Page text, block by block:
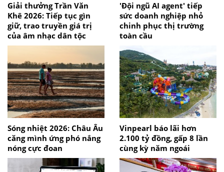
Giải thưởng Trần Văn
Khê 2026: Tiếp tục gìn
giữ, trao truyền giá trị
của âm nhạc dân tộc
'Đội ngũ AI agent' tiếp
sức doanh nghiệp nhỏ
chinh phục thị trường
toàn cầu
Sóng nhiệt 2026: Châu Âu
căng mình ứng phó nắng
nóng cực đoan
Vinpearl báo lãi hơn
2.100 tỷ đồng, gấp 8 lần
cùng kỳ năm ngoái